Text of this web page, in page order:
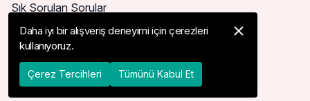
Sık Sorulan Sorular
Nasıl Sipariş Verebilirim?
Kargo ve Teslimat
İade, İptal ve Değişim
Daha iyi bir alışveriş deneyimi için çerezleri
kullanıyoruz.
Çerez Tercihleri Tümünü Kabul Et